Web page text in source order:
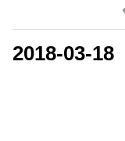
2018-03-18